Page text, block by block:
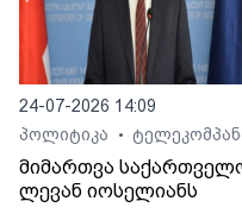
24-07-2026 14:09
პოლიტიკა
•
მიმართვა
ლევან იოსელიანს